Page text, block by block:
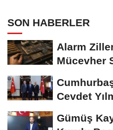
SON HABERLER
Alarm
Mücevher
Cevdet
Gümüş